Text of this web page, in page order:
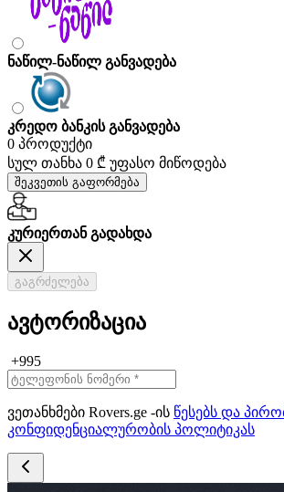
ნაწილ-ნაწილ განვადება
კრედო ბანკის განვადება
0 პროდუქტი
სულ თანხა 0 ₾ უფასო მიწოდება
შეკვეთის გაფორმება
კურიერთან გადახდა
გაგრძელება
ავტორიზაცია
+995
ვეთანხმები Rovers.ge -ის წესებს და
კონფიდენციალურობის პოლიტიკას